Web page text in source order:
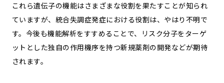
これら遺伝子の機能はさまざまな役割を果たすことが知られ
ていますが、統合失調症発症における役割は、やはり不明で
す。今後も機能解析をすすめることで、リスク分子をターゲ
ットとした独自の作用機序を持つ新規薬剤の開発などが期待
されます。